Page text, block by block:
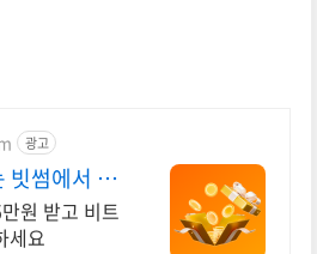
광고
빗썸에서 신
택원 받고 비트
세요